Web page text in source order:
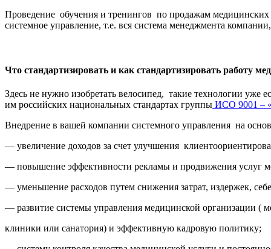
Проведение обучения и тренингов по продажам медицинских
системное управление, т.е. вся система менеджмента
Что стандартизировать и как стандартизировать работу
Здесь не нужно изобретать велосипед, такие технологии
им российских национальных стандартах группы ИСО 9001 –
Внедрение в вашей компании системного управления на
— увеличение доходов за счет улучшения
— повышение эффективности рекламы и продвижения услуг
— уменьшение расходов путем снижения затрат, издержек,
— развитие системы управления медицинской организации (
клиники или санатория) и эффективную кадровую политику;